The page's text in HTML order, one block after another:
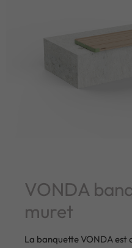
VONDA
muret
La banquette VONDA est